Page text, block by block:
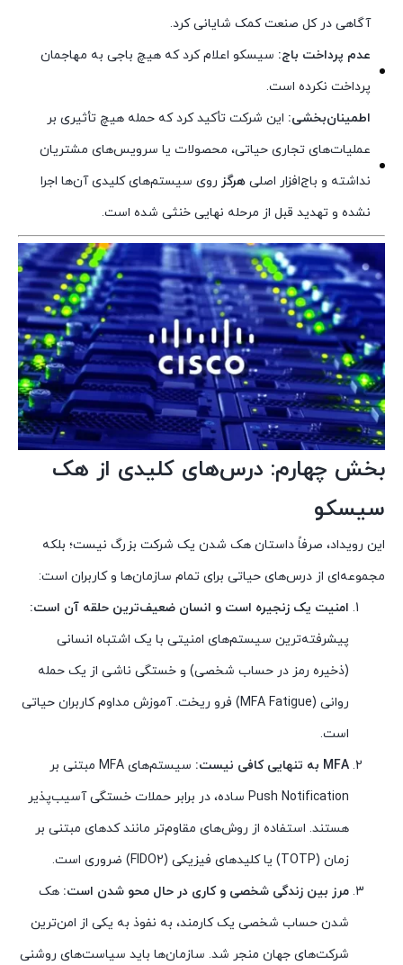
آگاهی در کل صنعت کمک شایانی کرد.
عدم پرداخت باج: سیسکو اعلام کرد که هیچ باجی به مهاجمان
پرداخت نکرده است.
اطمینان‌بخشی: این شرکت تأکید کرد که حمله هیچ تأثیری بر
عملیات‌های تجاری حیاتی، محصولات یا سرویس‌های مشتریان
نداشته و باج‌افزار اصلی هرگز روی سیستم‌های کلیدی آن‌ها اجرا
نشده و تهدید قبل از مرحله نهایی خنثی شده است.
بخش چهارم: درس‌های کلیدی از هک
سیسکو
این رویداد، صرفاً داستان هک شدن یک شرکت بزرگ نیست؛ بلکه
مجموعه‌ای از درس‌های حیاتی برای تمام سازمان‌ها و کاربران است:
امنیت یک زنجیره است و انسان ضعیف‌ترین حلقه آن است:
پیشرفته‌ترین سیستم‌های امنیتی با یک اشتباه انسانی
(ذخیره رمز در حساب شخصی) و خستگی ناشی از یک حمله
روانی (MFA Fatigue) فرو ریخت. آموزش مداوم کاربران حیاتی
است.
MFA به تنهایی کافی نیست:
سیستم‌های MFA مبتنی بر
Push Notification ساده، در برابر حملات خستگی آسیب‌پذیر
هستند. استفاده از روش‌های مقاوم‌تر مانند کدهای مبتنی بر
زمان (TOTP) یا کلیدهای فیزیکی (FIDO2) ضروری است.
مرز بین زندگی شخصی و کاری در حال محو شدن است: هک
شدن حساب شخصی یک کارمند، به نفوذ به یکی از امن‌ترین
شرکت‌های جهان منجر شد. سازمان‌ها باید سیاست‌های روشنی